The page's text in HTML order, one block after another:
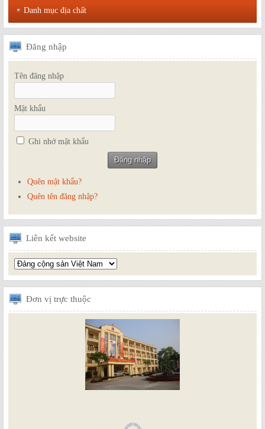
Danh mục địa chất
Đăng nhập
Tên đăng nhập
Mật khẩu
Ghi nhớ mật khẩu
Quên mật khẩu?
Quên tên đăng nhập?
Liên kết website
Đơn vị trực thuộc